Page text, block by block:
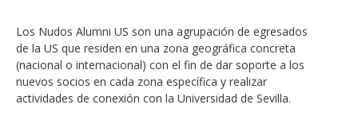
Los Nudos Alumni US son una agrupación de egresados
de la US que residen en una zona geográfica concreta
(nacional o internacional) con el fin de dar soporte a los
nuevos socios en cada zona específica y realizar
actividades de conexión con la Universidad de Sevilla.